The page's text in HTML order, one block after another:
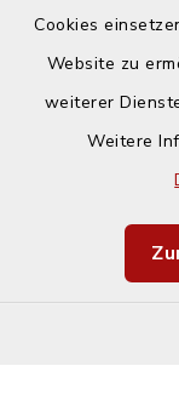
Cookies
Website zu
weiterer
Weitere